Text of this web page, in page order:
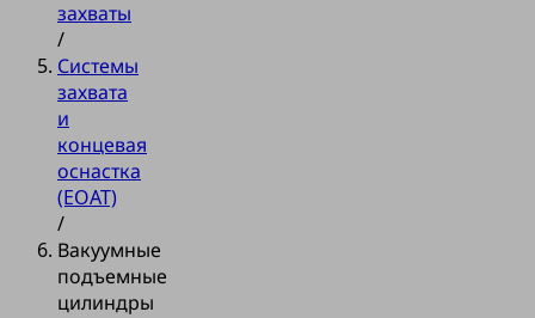
захваты
/
Системы
захвата
и
концевая
оснастка
(EOAT)
/
Вакуумные
подъемные
цилиндры